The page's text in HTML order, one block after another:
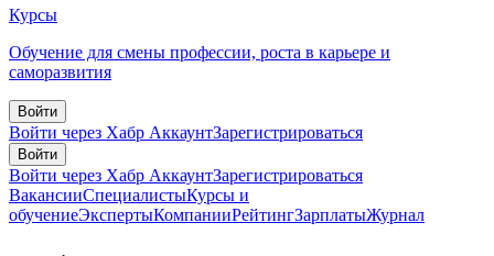
Курсы
Обучение для смены профессии, роста в карьере и
саморазвития
Войти
Войти через Хабр АккаунтЗарегистрироваться
Войти
Войти через Хабр АккаунтЗарегистрироваться
ВакансииСпециалистыКурсы и
обучениеЭкспертыКомпанииРейтингЗарплатыЖурнал